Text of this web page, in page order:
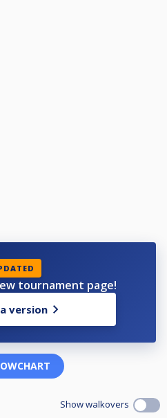
tournament page!
version
Show walkovers